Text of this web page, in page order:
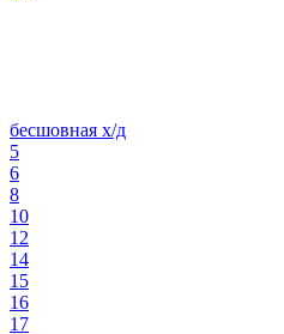
бесшовная х/д
5
6
8
10
12
14
15
16
17